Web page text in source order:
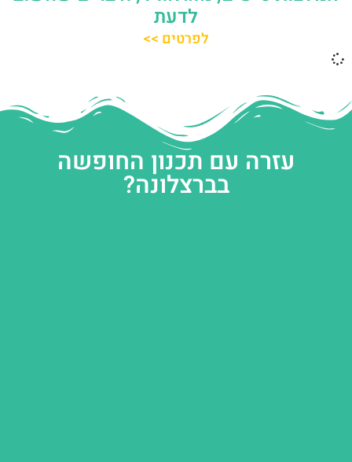
לדעת
לפרטים >>
עזרה עם תכנון החופשה
בברצלונה?